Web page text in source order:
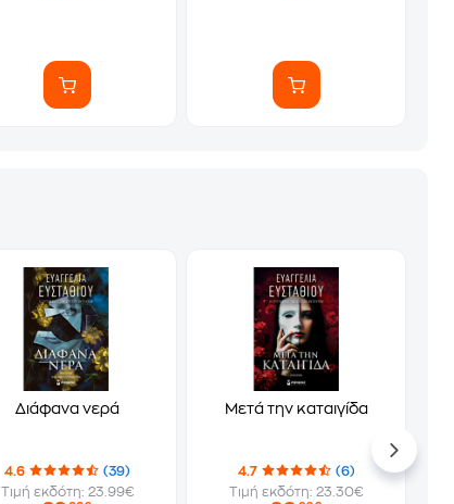
Διάφανα νερά
4.6
(39)
Τιμή εκδότη: 23.99€
Μετά την καταιγίδα
4.7
(6)
Τιμή εκδότη: 23.30€